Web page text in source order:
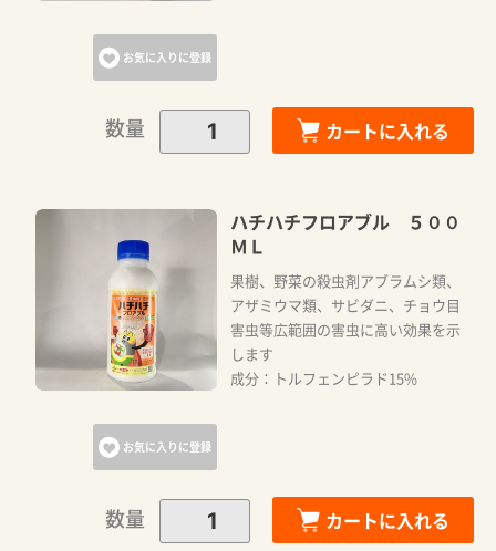
お気に入りに登録
数量 カートに入れる
お気に入りに登録
ハチハチフロアブル ５００
ＭＬ
果樹、野菜の殺虫剤アブラムシ類、
アザミウマ類、サビダニ、チョウ目
害虫等広範囲の害虫に高い効果を示
します
成分：トルフェンピラド15%
数量 カートに入れる